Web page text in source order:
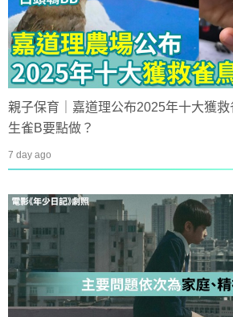
親子保育｜嘉道理公布2025年十大獲
生雀B要點做？
7 day ago